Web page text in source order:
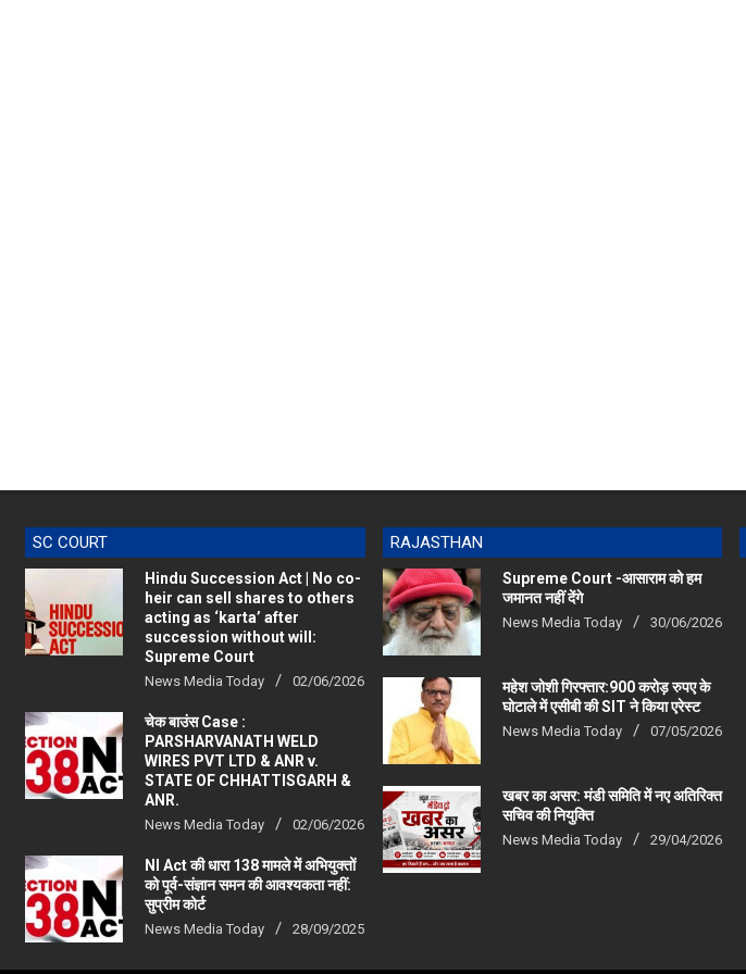
SC COURT
Hindu Succession Act | No co-
heir can sell shares to others
acting as ‘karta’ after
succession without will:
Supreme Court
News Media Today 02/06/2026
चेक बाउंस Case :
PARSHARVANATH WELD
WIRES PVT LTD & ANR v.
STATE OF CHHATTISGARH &
ANR.
News Media Today 02/06/2026
NI Act की धारा 138 मामले में अभियुक्तों
को पूर्व-संज्ञान समन की आवश्यकता नहीं:
सुप्रीम कोर्ट
News Media Today 28/09/2025
RAJASTHAN
Supreme Court -आसाराम को हम
जमानत नहीं देंगे
News Media Today 30/06/2026
महेश जोशी गिरफ्तार:900 करोड़ रुपए के
घोटाले में एसीबी की SIT ने किया एरेस्‍ट
News Media Today 07/05/2026
खबर का असर: मंडी समिति में नए अतिरिक्त
सचिव की नियुक्ति
News Media Today 29/04/2026